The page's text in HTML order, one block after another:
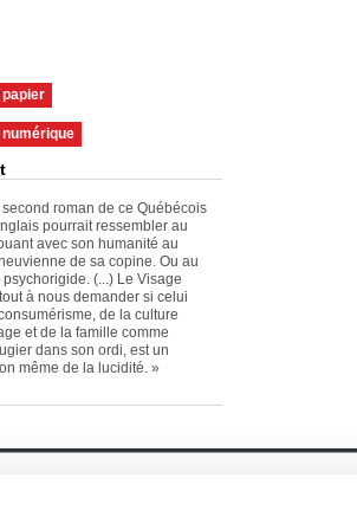
roman de ce Québécois
pourrait ressembler au
avec son humanité au
de sa copine. Ou au
(...) Le Visage
à nous demander si celui
de la culture
et de la famille comme
dans son ordi, est un
même de la lucidité. »